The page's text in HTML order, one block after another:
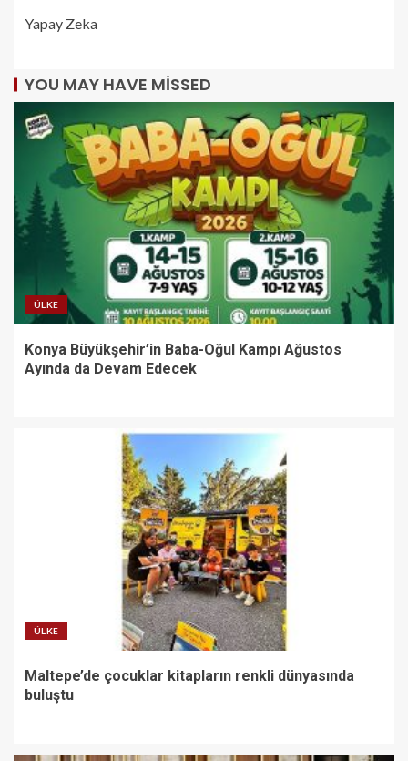
Yapay Zeka
YOU MAY HAVE MISSED
ÜLKE
Konya Büyükşehir’in Baba-Oğul Kampı Ağustos
Ayında da Devam Edecek
ÜLKE
Maltepe’de çocuklar kitapların renkli dünyasında
buluştu